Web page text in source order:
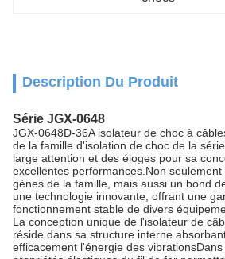
Description Du Produit
Série JGX-0648
JGX-0648D-36A isolateur de choc à
de la famille d'isolation de choc de la
large attention et des éloges pour sa
excellentes performances.Non
gènes de la famille, mais aussi un bond
une technologie innovante, offrant une
fonctionnement stable de divers
La conception unique de l'isolateur de
réside dans sa structure
efficacement l'énergie des